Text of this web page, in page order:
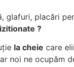
glafuri, placări
?
la cheie care
noi ne ocupăm